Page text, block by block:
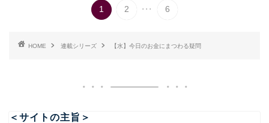
1 2 ... 6
HOME 連載シリーズ 【水】今日のお金にまつわる疑問
＜サイトの主旨＞